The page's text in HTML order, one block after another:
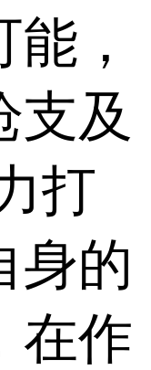
，
支及
打
身的
在作